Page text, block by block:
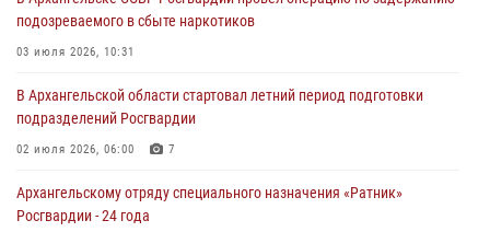
подозреваемого в сбыте наркотиков
03 июля 2026, 10:31
В Архангельской области стартовал летний период подготовки
подразделений Росгвардии
02 июля 2026, 06:00 7
Архангельскому отряду специального назначения «Ратник»
Росгвардии - 24 года